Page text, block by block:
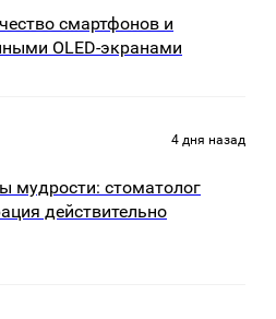
смартфонов и
OLED-экранами
4 дня назад
мудрости: стоматолог
действительно